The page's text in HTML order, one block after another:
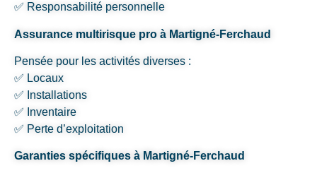
✅ Responsabilité personnelle
Assurance multirisque pro à Martigné-Ferchaud
Pensée pour les activités diverses :
✅ Locaux
✅ Installations
✅ Inventaire
✅ Perte d’exploitation
Garanties spécifiques à Martigné-Ferchaud